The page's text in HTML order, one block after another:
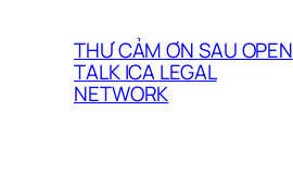
THƯ CẢM ƠN SAU OPEN
TALK ICA LEGAL
NETWORK